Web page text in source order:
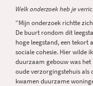
Welk onderzoek heb je
“Mijn onderzoek richtte
De buurt rondom dit
hoge leegstand, een tekort
sociale cohesie. Hier wilde
duurzaam gebouw was
oude verzorgingstehuis als
kwamen duurzame